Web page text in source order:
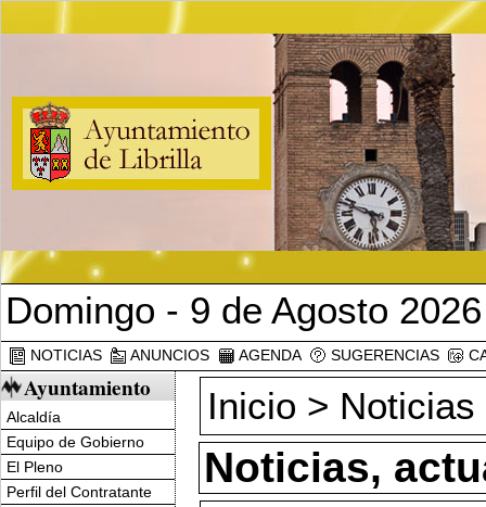
Domingo - 9 de Agosto 2026
NOTICIAS ANUNCIOS AGENDA SUGERENCIAS
Ayuntamiento
Alcaldía
Equipo de Gobierno
El Pleno
Perfil del Contratante
Inicio > Noticias
Noticias,